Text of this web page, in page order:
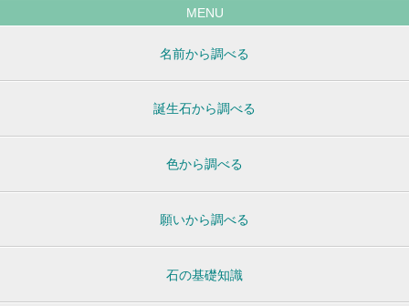
MENU
名前から調べる
誕生石から調べる
色から調べる
願いから調べる
石の基礎知識